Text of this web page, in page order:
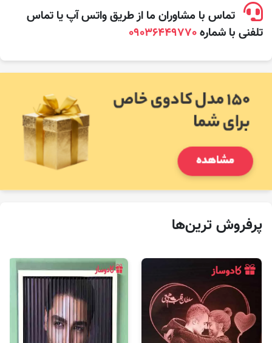
پشتیبانی تماس بگیرید یا درون واتساپ پیام دهید.
تماس با مشاوران ما از طریق واتس آپ یا تماس
تلفنی با شماره09036449770
پرفروش‌ ترین‌ها